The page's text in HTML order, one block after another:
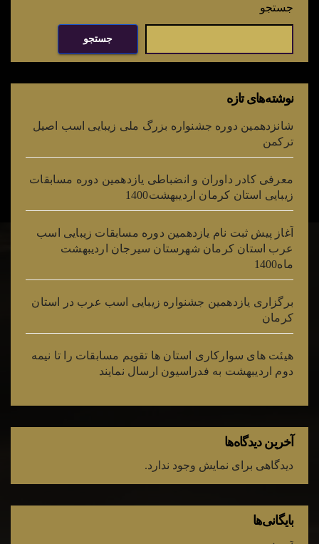
جستجو
جستجو
نوشته‌های تازه
شانزدهمین دوره جشنواره بزرگ ملی زیبایی اسب اصیل
ترکمن
معرفی کادر داوران و انضباطی یازدهمین دوره مسابقات
زیبایی استان کرمان اردیبهشت1400
آغاز پیش ثبت نام یازدهمین دوره مسابقات زیبایی اسب
عرب استان کرمان شهرستان سیرجان اردیبهشت
ماه1400
برگزاری یازدهمین جشنواره زیبایی اسب عرب در استان
کرمان
هیئت های سوارکاری استان ها تقویم مسابقات را تا نیمه
دوم اردیبهشت به فدراسیون ارسال نمایند
آخرین دیدگاه‌ها
دیدگاهی برای نمایش وجود ندارد.
بایگانی‌ها